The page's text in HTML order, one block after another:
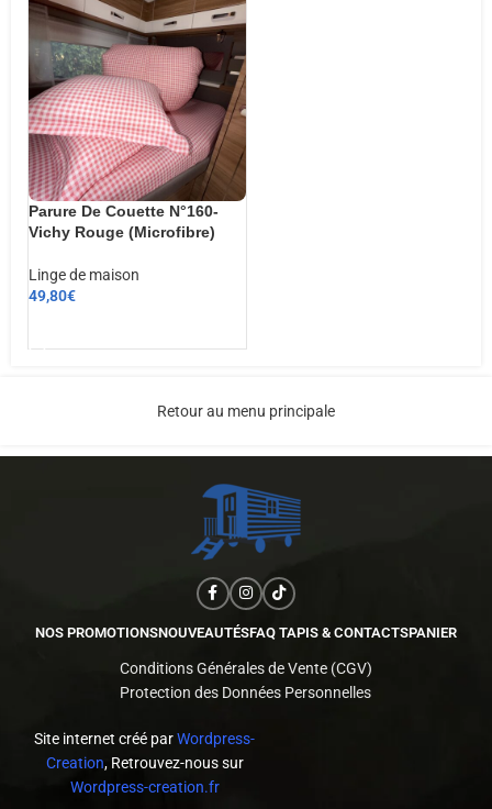
Parure De Couette N°160-
Vichy Rouge (Microfibre)
Linge de maison
49,80€
Retour au menu principale
NOS PROMOTIONSNOUVEAUTÉSFAQ TAPIS & CONTACTSPANIER
Conditions Générales de Vente (CGV)
Protection des Données Personnelles
Site internet créé parWordpress-
Creation, Retrouvez-nous sur
Wordpress-creation.fr